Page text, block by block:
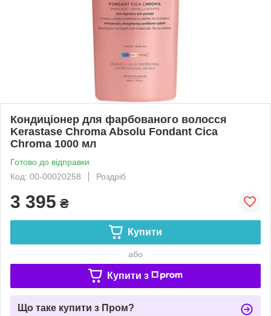
Кондиціонер для фарбованого волосся
Kerastase Chroma Absolu Fondant Cica
Chroma 1000 мл
Готово до відправки
Код: 00-00020258
Роздріб
3 395 ₴
Купити
або
Купити з
Що таке купити з Пром?